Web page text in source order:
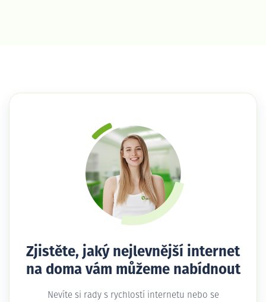
Zjistěte, jaký nejlevnější internet
na doma vám můžeme nabídnout
Nevíte si rady s rychlostí internetu nebo se